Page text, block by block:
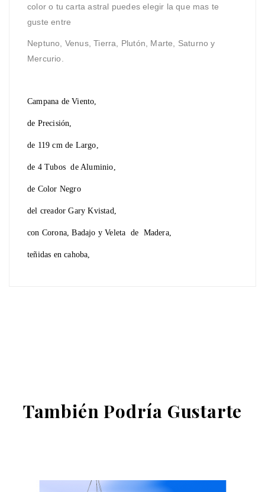
color o tu carta astral puedes elegir la que mas te
guste entre
Neptuno, Venus, Tierra, Plutón, Marte, Saturno y
Mercurio.
Campana de Viento,
de Precisión,
de 119 cm de Largo,
de 4 Tubos de Aluminio,
de Color Negro
del creador Gary Kvistad,
con Corona, Badajo y Veleta de Madera,
teñidas en cahoba,
También Podría Gustarte